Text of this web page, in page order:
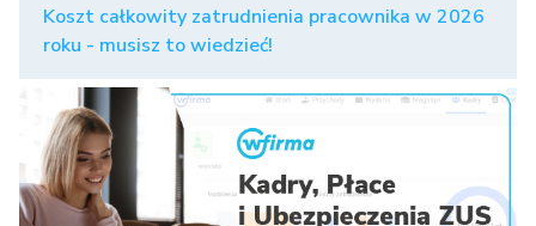
Koszt całkowity zatrudnienia pracownika w 2026
roku - musisz to wiedzieć!